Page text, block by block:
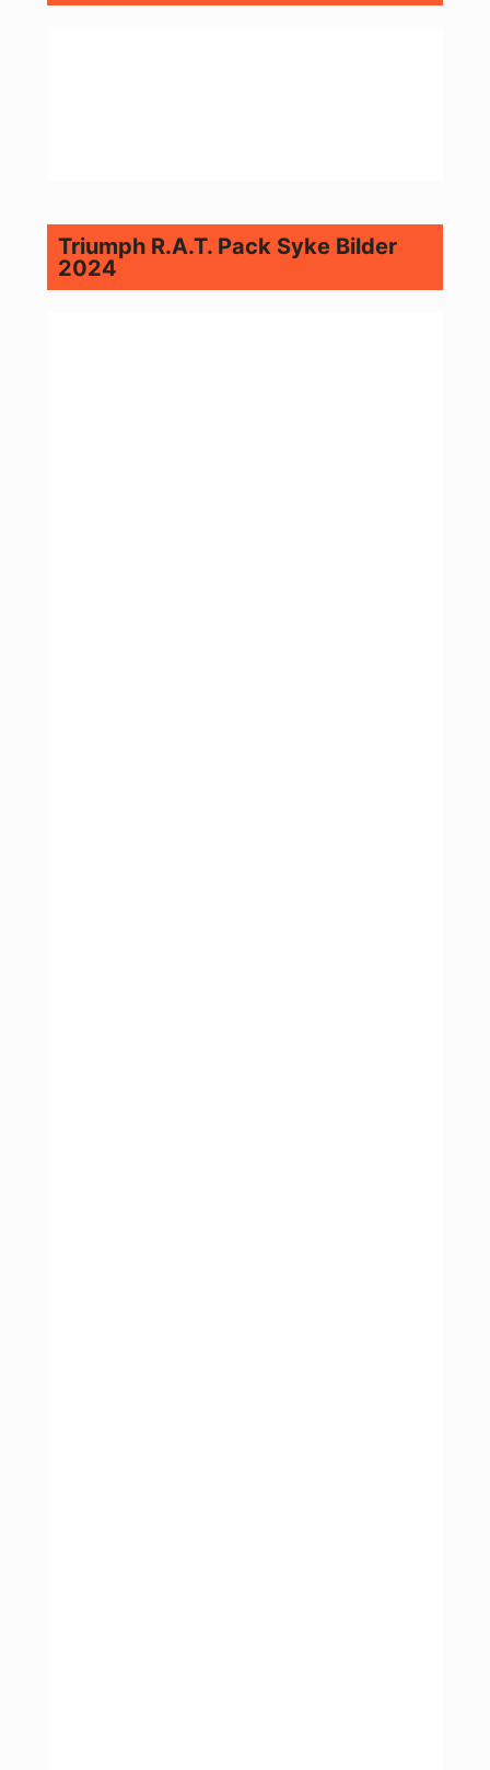
Triumph R.A.T. Pack Syke Bilder
2024